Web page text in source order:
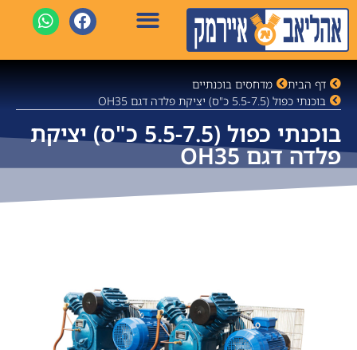
דף הבית
מדחסים בוכנתיים
בוכנתי כפול (5.5-7.5 כ"ס) יציקת פלדה דגם OH35
בוכנתי כפול (5.5-7.5 כ"ס) יציקת
פלדה דגם OH35